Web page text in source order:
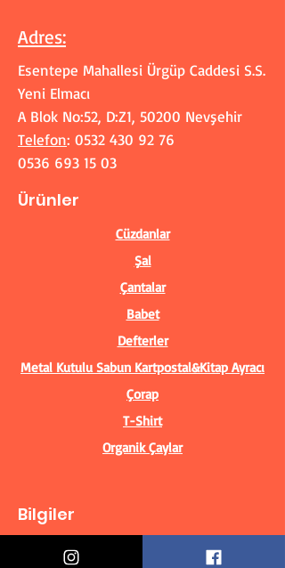
Adres:
Esentepe Mahallesi Ürgüp Caddesi S.S.
Yeni Elmacı
A Blok No:52, D:Z1, 50200 Nevşehir
Telefon: 0532 430 92 76
0536 693 15 03
Ürünler
Cüzdanlar
Şal
Çantalar
Babet
Defterler
Metal Kutulu Sabun Kartpostal&Kitap Ayracı
Çorap
T-Shirt
Organik Çaylar
Bilgiler
Biz Kimiz?